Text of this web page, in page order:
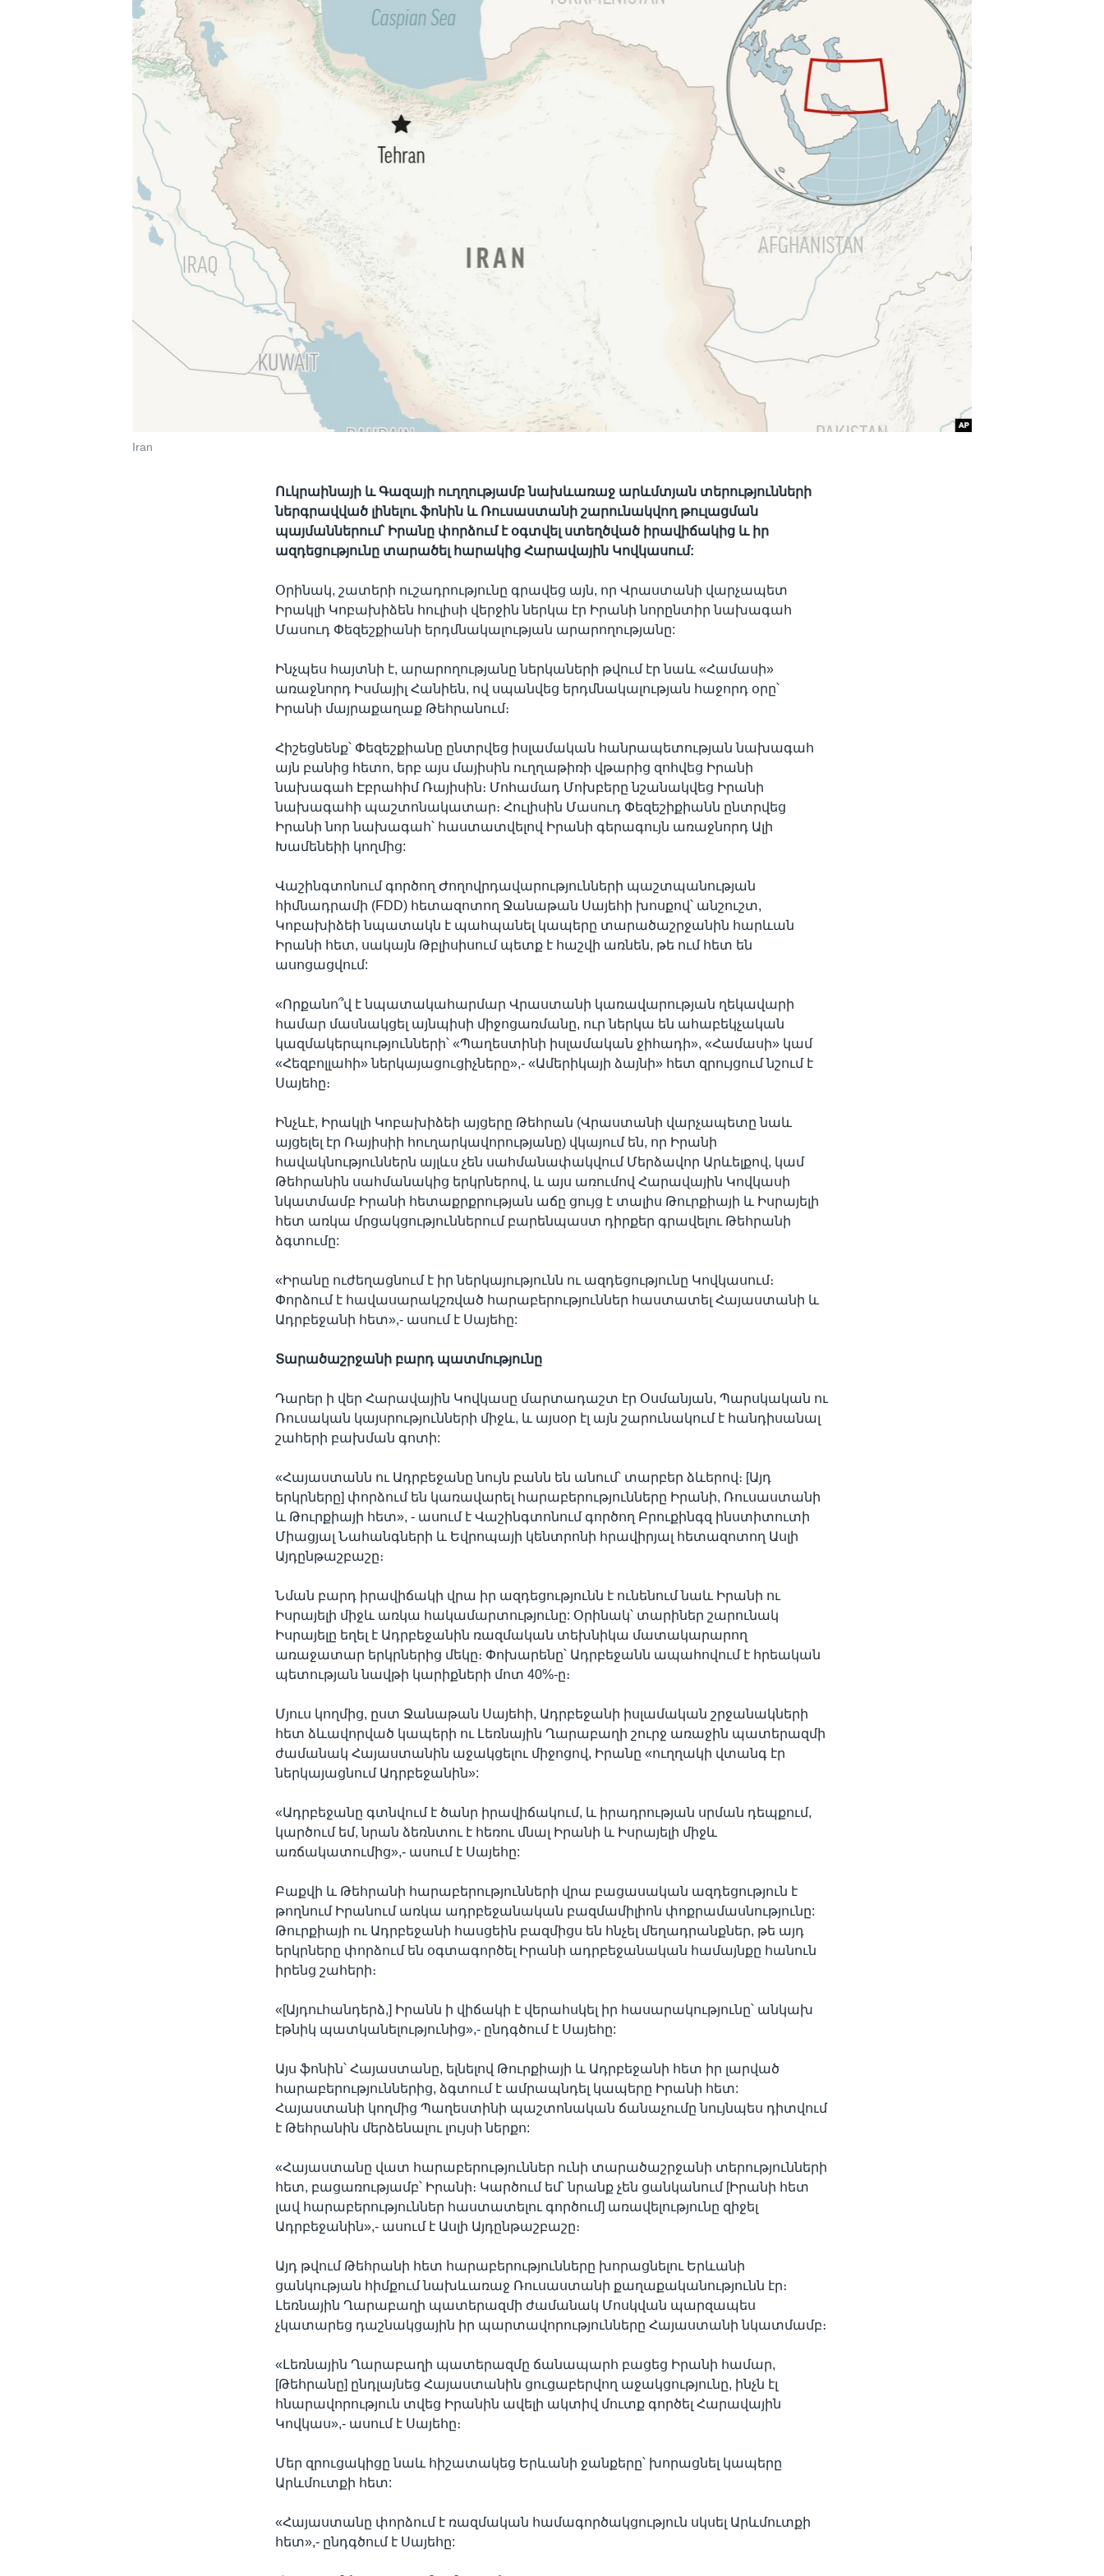
Iran
Ուկրաինայի և Գազայի ուղղությամբ նախևառաջ արևմտյան տերությունների
ներգրավված լինելու ֆոնին և Ռուսաստանի շարունակվող թուլացման
պայմաններում՝ Իրանը փորձում է օգտվել ստեղծված իրավիճակից և իր
ազդեցությունը տարածել հարակից Հարավային Կովկասում:
Օրինակ, շատերի ուշադրությունը գրավեց այն, որ Վրաստանի վարչապետ
Իրակլի Կոբախիձեն հուլիսի վերջին ներկա էր Իրանի նորընտիր նախագահ
Մասուդ Փեզեշքիանի երդմնակալության արարողությանը:
Ինչպես հայտնի է, արարողությանը ներկաների թվում էր նաև «Համասի»
առաջնորդ Իսմայիլ Հանիեն, ով սպանվեց երդմնակալության հաջորդ օրը՝
Իրանի մայրաքաղաք Թեհրանում։
Հիշեցնենք՝ Փեզեշքիանը ընտրվեց իսլամական հանրապետության նախագահ
այն բանից հետո, երբ այս մայիսին ուղղաթիռի վթարից զոհվեց Իրանի
նախագահ Էբրահիմ Ռայիսին։ Մոհամադ Մոխբերը նշանակվեց Իրանի
նախագահի պաշտոնակատար։ Հուլիսին Մասուդ Փեզեշիքիանն ընտրվեց
Իրանի նոր նախագահ՝ հաստատվելով Իրանի գերագույն առաջնորդ Ալի
Խամենեիի կողմից:
Վաշինգտոնում գործող Ժողովրդավարությունների պաշտպանության
հիմնադրամի (FDD) հետազոտող Ջանաթան Սայեհի խոսքով՝ անշուշտ,
Կոբախիձեի նպատակն է պահպանել կապերը տարածաշրջանին հարևան
Իրանի հետ, սակայն Թբլիսիսում պետք է հաշվի առնեն, թե ում հետ են
ասոցացվում:
«Որքանո՞վ է նպատակահարմար Վրաստանի կառավարության ղեկավարի
համար մասնակցել այնպիսի միջոցառմանը, ուր ներկա են ահաբեկչական
կազմակերպությունների՝ «Պաղեստինի իսլամական ջիհադի», «Համասի» կամ
«Հեզբոլլահի» ներկայացուցիչները»,- «Ամերիկայի ձայնի» հետ զրույցում նշում է
Սայեհը։
Ինչևէ, Իրակլի Կոբախիձեի այցերը Թեհրան (Վրաստանի վարչապետը նաև
այցելել էր Ռայիսիի հուղարկավորությանը) վկայում են, որ Իրանի
հավակնություններն այլևս չեն սահմանափակվում Մերձավոր Արևելքով, կամ
Թեհրանին սահմանակից երկրներով, և այս առումով Հարավային Կովկասի
նկատմամբ Իրանի հետաքրքրության աճը ցույց է տալիս Թուրքիայի և Իսրայելի
հետ առկա մրցակցություններում բարենպաստ դիրքեր գրավելու Թեհրանի
ձգտումը:
«Իրանը ուժեղացնում է իր ներկայությունն ու ազդեցությունը Կովկասում։
Փորձում է հավասարակշռված հարաբերություններ հաստատել Հայաստանի և
Ադրբեջանի հետ»,- ասում է Սայեհը:
Տարածաշրջանի բարդ պատմությունը
Դարեր ի վեր Հարավային Կովկասը մարտադաշտ էր Օսմանյան, Պարսկական ու
Ռուսական կայսրությունների միջև, և այսօր էլ այն շարունակում է հանդիսանալ
շահերի բախման գոտի:
«Հայաստանն ու Ադրբեջանը նույն բանն են անում՝ տարբեր ձևերով։ [Այդ
երկրները] փորձում են կառավարել հարաբերությունները Իրանի, Ռուսաստանի
և Թուրքիայի հետ», - ասում է Վաշինգտոնում գործող Բրուքինգզ ինստիտուտի
Միացյալ Նահանգների և Եվրոպայի կենտրոնի հրավիրյալ հետազոտող Ասլի
Այդընթաշբաշը։
Նման բարդ իրավիճակի վրա իր ազդեցությունն է ունենում նաև Իրանի ու
Իսրայելի միջև առկա հակամարտությունը: Օրինակ՝ տարիներ շարունակ
Իսրայելը եղել է Ադրբեջանին ռազմական տեխնիկա մատակարարող
առաջատար երկրներից մեկը։ Փոխարենը՝ Ադրբեջանն ապահովում է հրեական
պետության նավթի կարիքների մոտ 40%-ը։
Մյուս կողմից, ըստ Ջանաթան Սայեհի, Ադրբեջանի իսլամական շրջանակների
հետ ձևավորված կապերի ու Լեռնային Ղարաբաղի շուրջ առաջին պատերազմի
ժամանակ Հայաստանին աջակցելու միջոցով, Իրանը «ուղղակի վտանգ էր
ներկայացնում Ադրբեջանին»:
«Ադրբեջանը գտնվում է ծանր իրավիճակում, և իրադրության սրման դեպքում,
կարծում եմ, նրան ձեռնտու է հեռու մնալ Իրանի և Իսրայելի միջև
առճակատումից»,- ասում է Սայեհը:
Բաքվի և Թեհրանի հարաբերությունների վրա բացասական ազդեցություն է
թողնում Իրանում առկա ադրբեջանական բազմամիլիոն փոքրամասնությունը:
Թուրքիայի ու Ադրբեջանի հասցեին բազմիցս են հնչել մեղադրանքներ, թե այդ
երկրները փորձում են օգտագործել Իրանի ադրբեջանական համայնքը հանուն
իրենց շահերի։
«[Այդուհանդերձ,] Իրանն ի վիճակի է վերահսկել իր հասարակությունը՝ անկախ
էթնիկ պատկանելությունից»,- ընդգծում է Սայեհը:
Այս ֆոնին՝ Հայաստանը, ելնելով Թուրքիայի և Ադրբեջանի հետ իր լարված
հարաբերություններից, ձգտում է ամրապնդել կապերը Իրանի հետ:
Հայաստանի կողմից Պաղեստինի պաշտոնական ճանաչումը նույնպես դիտվում
է Թեհրանին մերձենալու լույսի ներքո:
«Հայաստանը վատ հարաբերություններ ունի տարածաշրջանի տերությունների
հետ, բացառությամբ՝ Իրանի։ Կարծում եմ՝ նրանք չեն ցանկանում [Իրանի հետ
լավ հարաբերություններ հաստատելու գործում] առավելությունը զիջել
Ադրբեջանին»,- ասում է Ասլի Այդընթաշբաշը։
Այդ թվում Թեհրանի հետ հարաբերությունները խորացնելու Երևանի
ցանկության հիմքում նախևառաջ Ռուսաստանի քաղաքականությունն էր։
Լեռնային Ղարաբաղի պատերազմի ժամանակ Մոսկվան պարզապես
չկատարեց դաշնակցային իր պարտավորությունները Հայաստանի նկատմամբ։
«Լեռնային Ղարաբաղի պատերազմը ճանապարհ բացեց Իրանի համար,
[Թեհրանը] ընդլայնեց Հայաստանին ցուցաբերվող աջակցությունը, ինչն էլ
հնարավորություն տվեց Իրանին ավելի ակտիվ մուտք գործել Հարավային
Կովկաս»,- ասում է Սայեհը։
Մեր զրուցակիցը նաև հիշատակեց Երևանի ջանքերը՝ խորացնել կապերը
Արևմուտքի հետ:
«Հայաստանը փորձում է ռազմական համագործակցություն սկսել Արևմուտքի
հետ»,- ընդգծում է Սայեհը: